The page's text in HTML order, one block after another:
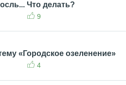
Что делать?
9
«Городское озеленение»
4